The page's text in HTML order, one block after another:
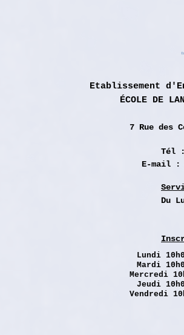
Etablissement
ÉCOLE DE
7 Rue des
Tél
E-mail
Du
Lundi
Mardi
Mercredi
Jeudi
Vendredi